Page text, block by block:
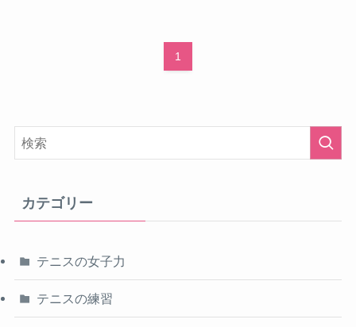
1
カテゴリー
テニスの女子力
テニスの練習